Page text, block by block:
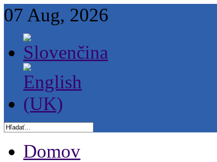
07 Aug, 2026
Domov